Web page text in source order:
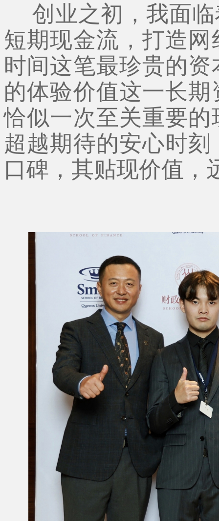
创业之初，我面
短期现金流，打造
时间这笔最珍贵的
的体验价值这一长
恰似一次至关重要
超越期待的安心时
口碑，其贴现价值，